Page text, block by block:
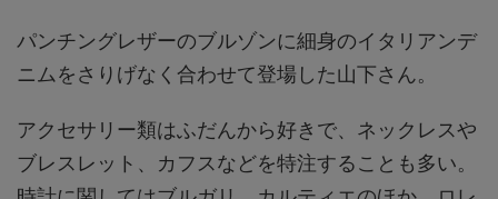
パンチングレザーのブルゾンに細身のイタリアンデ
ニムをさりげなく合わせて登場した山下さん。
アクセサリー類はふだんから好きで、ネックレスや
ブレスレット、カフスなどを特注することも多い。